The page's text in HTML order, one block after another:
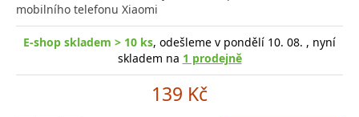
mobilního telefonu Xiaomi
E-shop skladem > 10 ks, odešleme v pondělí 10. 08. , nyní
skladem na 1 prodejně
139 Kč